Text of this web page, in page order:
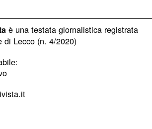
è una testata giornalistica registrata
di Lecco (n. 4/2020)